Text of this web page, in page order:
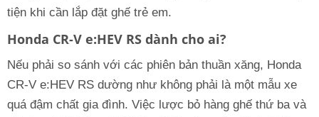
tiện khi cần lắp đặt ghế trẻ em.
Honda CR-V e:HEV RS dành cho ai?
Nếu phải so sánh với các phiên bản thuần xăng, Honda
CR-V e:HEV RS dường như không phải là một mẫu xe
quá đậm chất gia đình. Việc lược bỏ hàng ghế thứ ba và